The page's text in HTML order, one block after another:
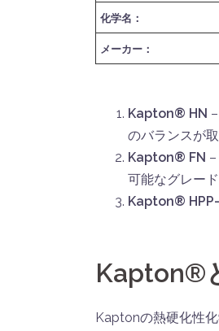
化学名：
メーカー：
Kapton® HN
のバランスが
Kapton® FN
可能なグレード
Kapton®
Kapton®
Kaptonの熱硬化性